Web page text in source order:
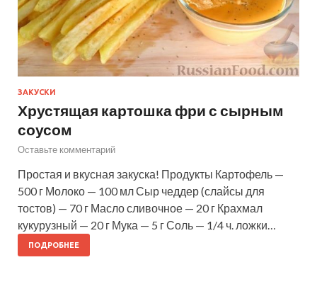
ЗАКУСКИ
Хрустящая картошка фри с сырным
соусом
Оставьте комментарий
Простая и вкусная закуска! Продукты Картофель —
500 г Молоко — 100 мл Сыр чеддер (слайсы для
тостов) — 70 г Масло сливочное — 20 г Крахмал
кукурузный — 20 г Мука — 5 г Соль — 1/4 ч. ложки…
ПОДРОБНЕЕ